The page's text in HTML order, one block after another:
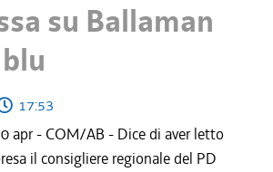
su Ballaman
17:53
apr - COM/AB - Dice di aver letto
il consigliere regionale del PD